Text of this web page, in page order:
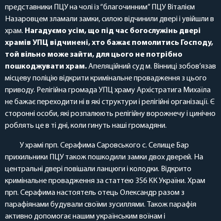
представники ПЦУ на чолі із “благочинним” ПЦУ Віталієм
Назаровцем зламали замки, силою відчинили двері і увійшли в
храм. Нагадуємо усім, що під час богослужінь двері
храмів УПЦ відчинені, хто бажає помолитись Господу,
той вільно може зайти, для цього не потрібно
пошкоджувати храм.Апеляційний суд м. Вінниці зобов’язав
місцеву поліцію відкрити кримінальне провадження з цього
приводу. Релігійна громада УПЦ храму Архістратига Михаїла
не бажає переходити ні в які структури і релігійні організації. Є
сторонні особи, які розпалюють релігійну ворожнечу і цинічно
роблять це в ті дні, коли гинуть наші громадяни.
У храмі прп. Серафима Саровського с. Селище Бар
прихильники ПЦУ також пошкодили замки двох дверей. На
центральні двері повішали ланцюги і колодки. Відкрито
кримінальне провадження за статтею 356 КК України. Храм
прп. Серафима настоятель отець Олександр разом з
парафіянами будували своїми зусиллями. Також парафія
активно допомогає нашим українським воїнам і